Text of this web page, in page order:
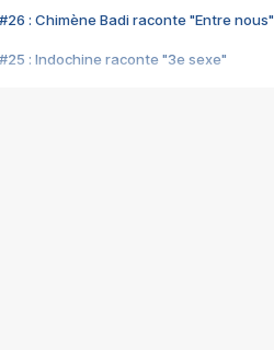
#26 : Chimène Badi raconte "Entre nous"
#25 : Indochine raconte "3e sexe"